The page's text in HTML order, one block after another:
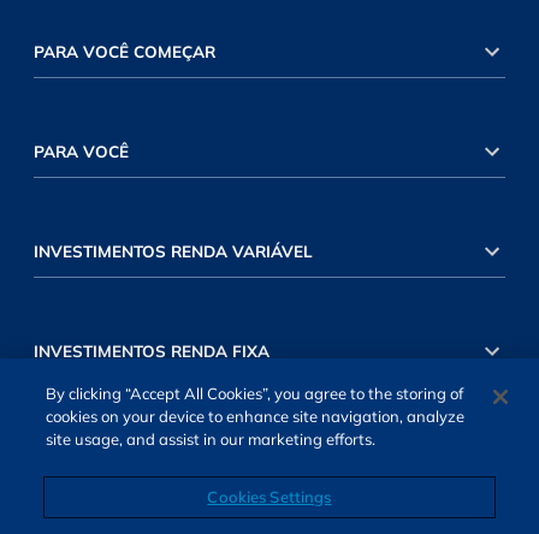
PARA VOCÊ COMEÇAR
PARA VOCÊ
INVESTIMENTOS RENDA VARIÁVEL
INVESTIMENTOS RENDA FIXA
By clicking “Accept All Cookies”, you agree to the storing of
cookies on your device to enhance site navigation, analyze
site usage, and assist in our marketing efforts.
Cookies Settings